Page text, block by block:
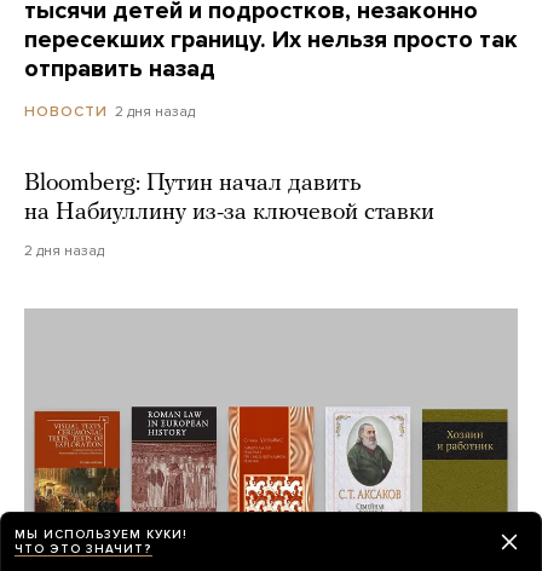
тысячи детей и подростков, незаконно
пересекших границу. Их нельзя просто так
отправить назад
НОВОСТИ 2 дня назад
Bloomberg: Путин начал давить
на Набиуллину из-за ключевой ставки
2 дня назад
МЫ ИСПОЛЬЗУЕМ КУКИ!
ЧТО ЭТО ЗНАЧИТ?